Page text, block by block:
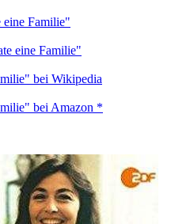
eine Familie"
eine Familie"
bei Wikipedia
bei Amazon *